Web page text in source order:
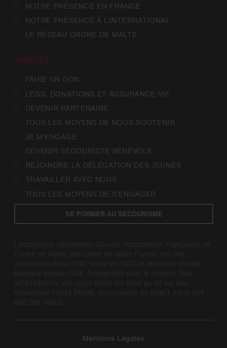
NOTRE PRÉSENCE EN FRANCE
NOTRE PRÉSENCE À L’INTERNATIONAL
LE RÉSEAU ORDRE DE MALTE
AGISSEZ
FAIRE UN DON
LEGS, DONATIONS ET ASSURANCE-VIE
DEVENIR PARTENAIRE
TOUS LES MOYENS DE NOUS SOUTENIR
JE M’ENGAGE
DEVENIR SECOURISTE BÉNÉVOLE
REJOINDRE LA DÉLÉGATION DES JEUNES
TRAVAILLER AVEC NOUS
TOUS LES MOYENS DE S’ENGAGER
SE FORMER AU SECOURISME
Mentions Légales